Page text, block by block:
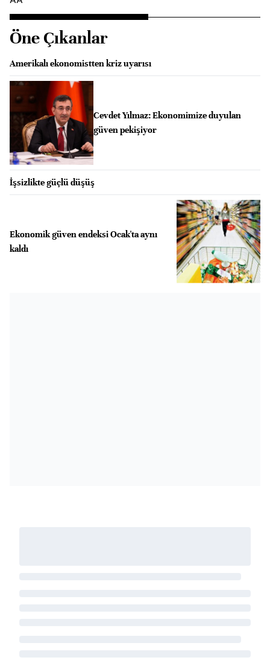
Öne Çıkanlar
Amerikalı ekonomistten kriz uyarısı
Cevdet Yılmaz: Ekonomimize duyulan
güven pekişiyor
İşsizlikte güçlü düşüş
Ekonomik güven endeksi Ocak'ta aynı
kaldı